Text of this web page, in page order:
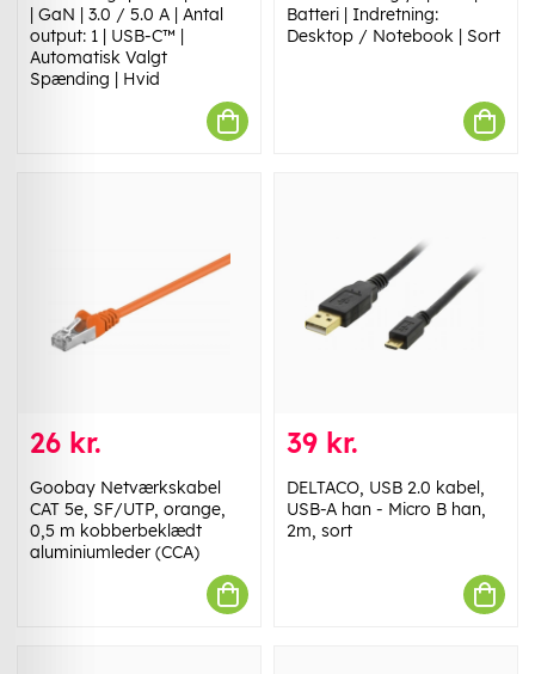
| GaN | 3.0 / 5.0 A | Antal
output: 1 | USB-C™ |
Automatisk Valgt
Spænding | Hvid
Batteri | Indretning:
Desktop / Notebook | Sort
26 kr.
Goobay Netværkskabel
CAT 5e, SF/UTP, orange,
0,5 m kobberbeklædt
aluminiumleder (CCA)
39 kr.
DELTACO, USB 2.0 kabel,
USB-A han - Micro B han,
2m, sort